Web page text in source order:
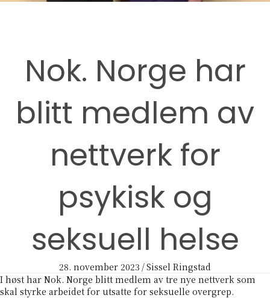
Nok. Norge har
blitt medlem av
nettverk for
psykisk og
seksuell helse
28. november 2023 /Sissel Ringstad
I høst har Nok. Norge blitt medlem av tre nye nettverk som
skal styrke arbeidet for utsatte for seksuelle overgrep.